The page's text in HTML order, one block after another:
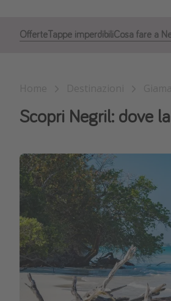
OfferteTappe imperdibiliCosa fare a
Scopri Negril: dove